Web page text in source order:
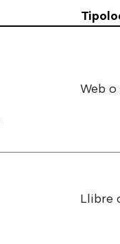
Web o
Llibre